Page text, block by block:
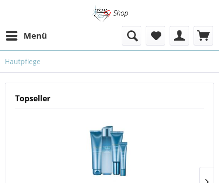
Menü
Hautpflege
Topseller